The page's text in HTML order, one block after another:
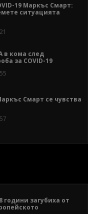
19 Маркъс Смарт:
ситуацията
в кома след
за COVID-19
Смарт се чувства
години загубиха от